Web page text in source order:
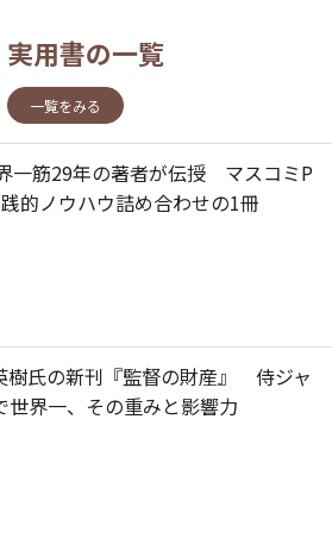
実用書の一覧
一覧をみる
一筋29年の著者が伝授 マスコミP
的ノウハウ詰め合わせの1冊
樹氏の新刊『監督の財産』 侍ジャ
世界一、その重みと影響力